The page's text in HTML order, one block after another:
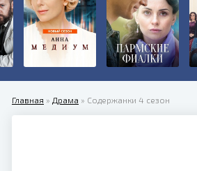
Главная » Драма » Содержанки 4 сезон